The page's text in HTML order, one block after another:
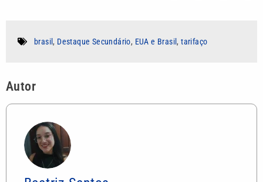
brasil, Destaque Secundário, EUA e Brasil,tarifaço
Autor